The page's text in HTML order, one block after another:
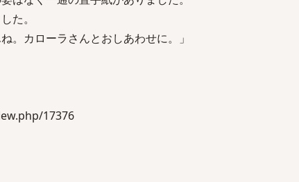
た。
。カローラさんとおしあわせに。」
17376